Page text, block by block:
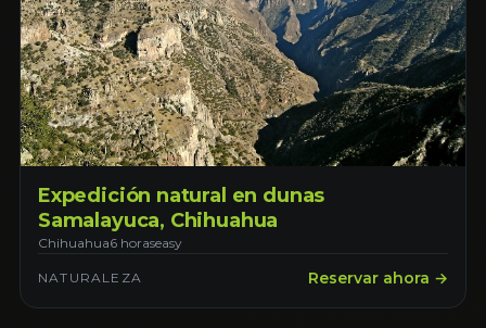
Expedición natural en dunas
Samalayuca, Chihuahua
Chihuahua6 horaseasy
NATURALEZA Reservar ahora →